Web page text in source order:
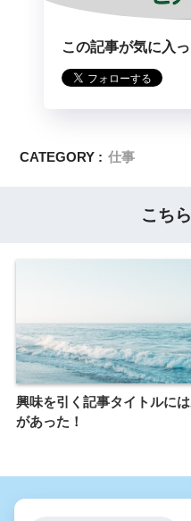
この記事が気に入
CATEGORY : 仕事
こち
興味を引く記事タイトルに
があった！